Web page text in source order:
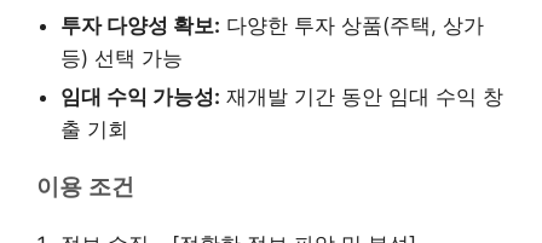
투자 다양성 확보: 다양한 투자 상품(주택, 상가
등) 선택 가능
임대 수익 가능성: 재개발 기간 동안 임대 수익 창
출 기회
이용 조건